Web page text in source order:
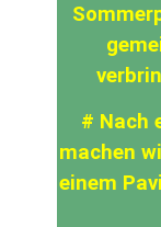
# Nach
machen
einem